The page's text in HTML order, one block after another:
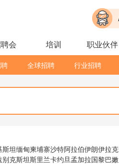
会 培训 职业伙伴
全球招聘 行业招聘
斯坦缅甸柬埔寨沙特阿拉伯伊朗伊拉克
别克斯坦斯里兰卡约旦孟加拉国黎巴嫩